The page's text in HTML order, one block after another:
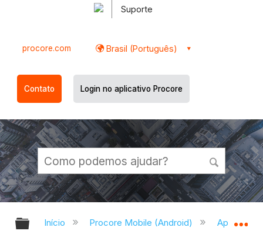
Suporte
procore.com Brasil (Português)
Contato Login no aplicativo Procore
Expandir/recolher hierarquia
Início Procore Mobile (Android) Aplicativo